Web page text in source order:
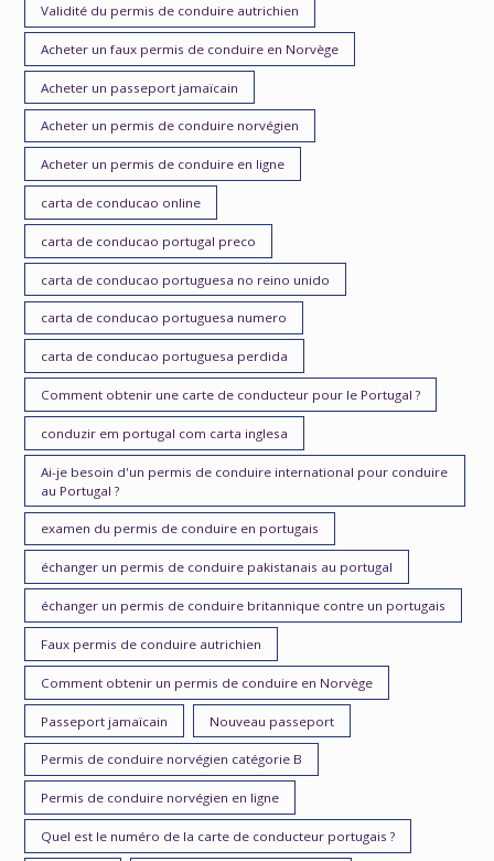
Validité du permis de conduire autrichien
Acheter un faux permis de conduire en Norvège
Acheter un passeport jamaïcain
Acheter un permis de conduire norvégien
Acheter un permis de conduire en ligne
carta de conducao online
carta de conducao portugal preco
carta de conducao portuguesa no reino unido
carta de conducao portuguesa numero
carta de conducao portuguesa perdida
Comment obtenir une carte de conducteur pour le Portugal ?
conduzir em portugal com carta inglesa
Ai-je besoin d'un permis de conduire international pour conduire
au Portugal ?
examen du permis de conduire en portugais
échanger un permis de conduire pakistanais au portugal
échanger un permis de conduire britannique contre un portugais
Faux permis de conduire autrichien
Comment obtenir un permis de conduire en Norvège
Passeport jamaïcain Nouveau passeport
Permis de conduire norvégien catégorie B
Permis de conduire norvégien en ligne
Quel est le numéro de la carte de conducteur portugais ?